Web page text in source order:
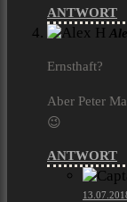
ANTWORT
Ernsthaft?
Aber Peter
😉
ANTWORT